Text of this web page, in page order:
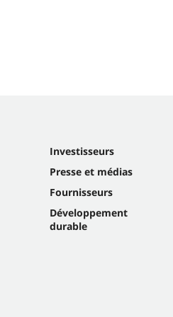
Investisseurs
Presse et médias
Fournisseurs
Développement
durable